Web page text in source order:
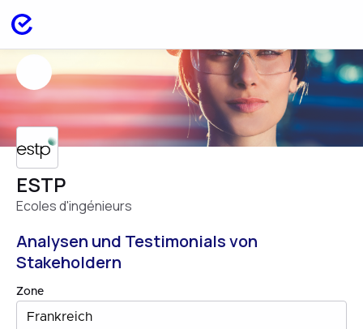
ESTP
Ecoles d'ingénieurs
Analysen und Testimonials von
Stakeholdern
Zone
Frankreich